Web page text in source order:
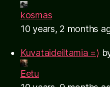
kosmas
10 years, 2 months
Kuvataideiltamia =)
Eetu